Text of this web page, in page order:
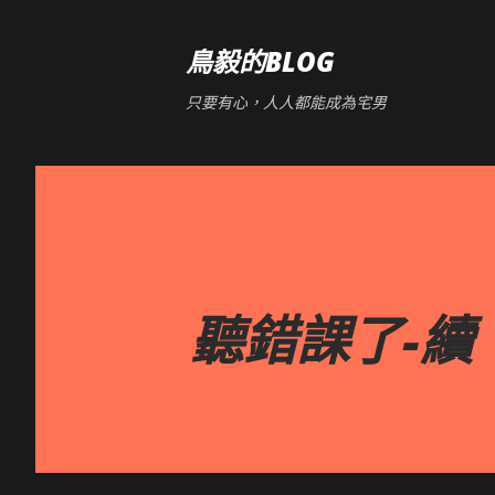
鳥毅的BLOG
只要有心，人人都能成為宅男
聽錯課了-續